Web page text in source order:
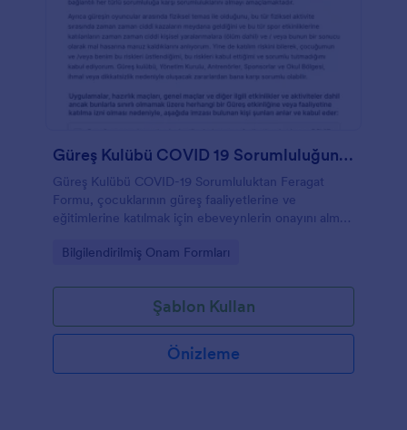
Güreş Kulübü COVID 19 Sorumluluğundan Feragat Formu
Güreş Kulübü COVID-19 Sorumluluktan Feragat
Formu, çocuklarının güreş faaliyetlerine ve
eğitimlerine katılmak için ebeveynlerin onayını almak
şartlarınızı bu çevrimiçi forma ekleyebilir ve e-imza
Go to Category:
Bilgilendirilmiş Onam Formları
Şablon Kullan
Önizleme